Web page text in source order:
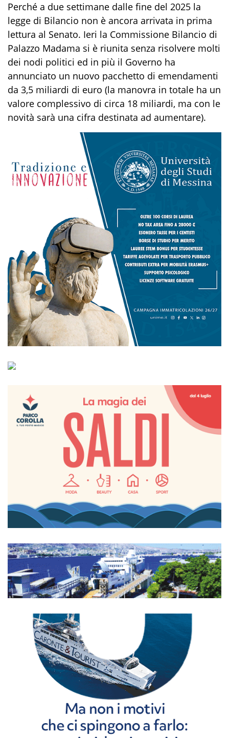
Perché a due settimane dalle fine del 2025 la
legge di Bilancio non è ancora arrivata in prima
lettura al Senato. Ieri la Commissione Bilancio di
Palazzo Madama si è riunita senza risolvere molti
dei nodi politici ed in più il Governo ha
annunciato un nuovo pacchetto di emendamenti
da 3,5 miliardi di euro (la manovra in totale ha un
valore complessivo di circa 18 miliardi, ma con le
novità sarà una cifra destinata ad aumentare).